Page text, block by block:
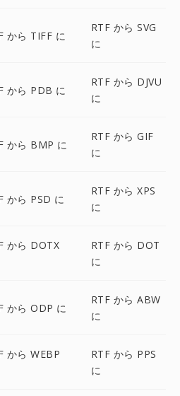
から TIFF に
RTF から SVG
に
から PDB に
RTF から DJVU
に
から BMP に
RTF から GIF
に
から PSD に
RTF から XPS
に
から DOTX
RTF から DOT
に
から ODP に
RTF から ABW
に
から WEBP
RTF から PPS
に